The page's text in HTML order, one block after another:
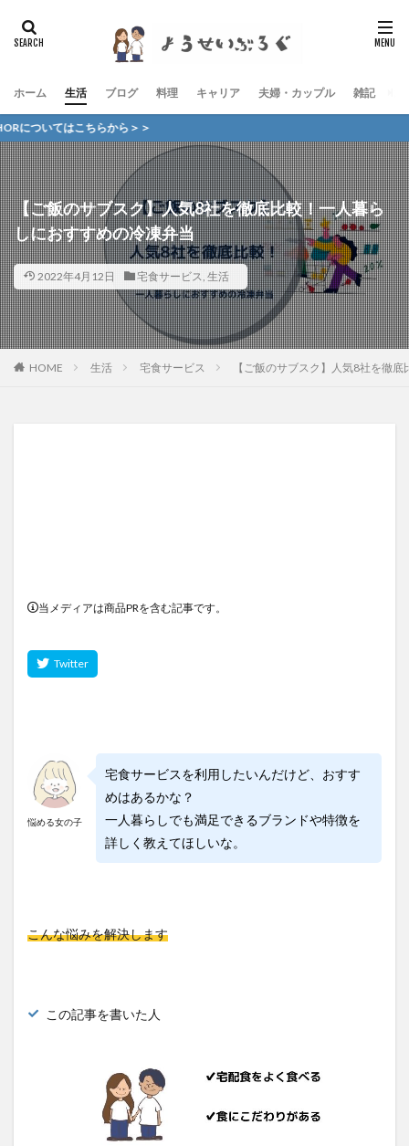
ホーム 生活 ブログ 料理 キャリア 夫婦・カップル 雑記
から＞＞
【ご飯のサブスク】人気8社を徹底比較！一人暮ら
しにおすすめの冷凍弁当
2022年4月12日 宅食サービス, 生活
HOME 生活 宅食サービス 【ご飯のサブスク】人気8社を徹
当メディアは商品PRを含む記事です。
悩める女の子
宅食サービスを利用したいんだけど、おすす
めはあるかな？
一人暮らしでも満足できるブランドや特徴を
詳しく教えてほしいな。
こんな悩みを解決します
この記事を書いた人